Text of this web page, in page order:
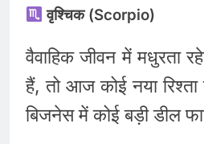
वृश्चिक (Scorpio)
वैवाहिक जीवन में मधुरता
हैं, तो आज कोई नया
बिजनेस में कोई बड़ी डील